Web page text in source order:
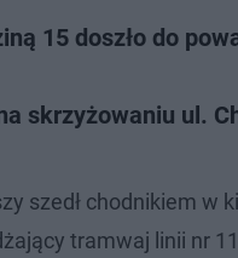
15 doszło do
skrzyżowaniu ul.
szedł chodnikiem w
tramwaj linii nr